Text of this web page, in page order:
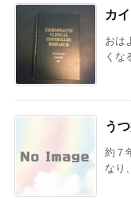
カ
おは
くな
う
約７
なり